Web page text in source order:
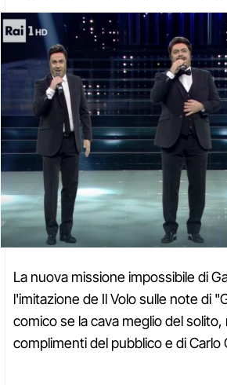
La nuova missione impossibile di
l'imitazione de Il Volo sulle note di
comico se la cava meglio del
complimenti del pubblico e di Carlo